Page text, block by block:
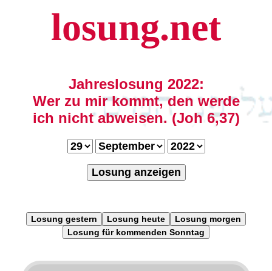
losung.net
Jahreslosung 2022:
Wer zu mir kommt, den werde
ich nicht abweisen. (Joh 6,37)
Losung anzeigen
Losung gestern Losung heute
Losung morgen
Losung für kommenden Sonntag